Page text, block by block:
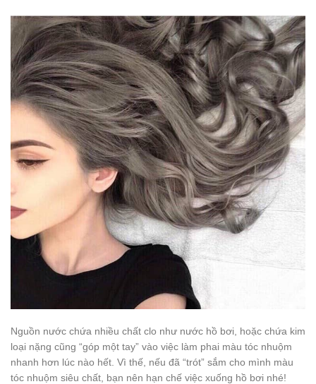
Nguồn nước chứa nhiều chất clo như nước hồ bơi, hoặc chứa kim
loại nặng cũng “góp một tay” vào việc làm phai màu tóc nhuộm
nhanh hơn lúc nào hết. Vì thế, nếu đã “trót” sắm cho mình màu
tóc nhuộm siêu chất, bạn nên hạn chế việc xuống hồ bơi nhé!